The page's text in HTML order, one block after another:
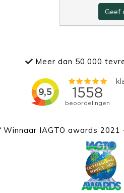
Geef
Meer dan 50.000
Winnaar IAGTO awards 2021